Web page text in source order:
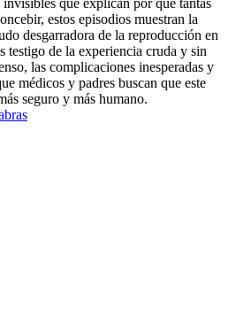
estos episodios muestran la
desgarradora de la reproducción en
testigo de la experiencia cruda y sin
las complicaciones inesperadas y
médicos y padres buscan que este
seguro y más humano.